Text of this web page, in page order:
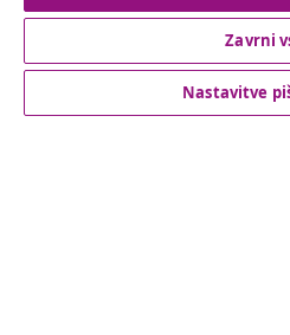
Podpora za stranke
Zavrni
Nastavitve